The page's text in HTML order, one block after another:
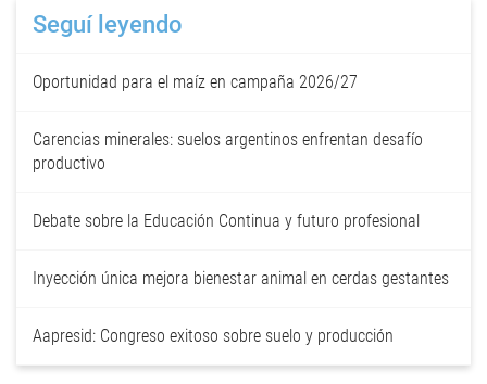
Seguí leyendo
Oportunidad para el maíz en campaña 2026/27
Carencias minerales: suelos argentinos enfrentan desafío
productivo
Debate sobre la Educación Continua y futuro profesional
Inyección única mejora bienestar animal en cerdas gestantes
Aapresid: Congreso exitoso sobre suelo y producción